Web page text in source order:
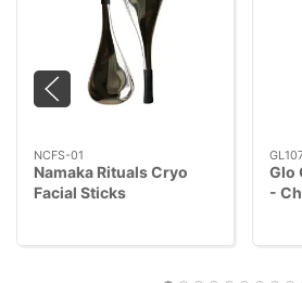
NCFS-01
Namaka Rituals Cryo
Facial Sticks
Glo
-